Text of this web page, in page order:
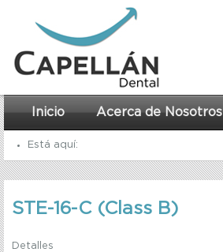
Inicio Acerca de Nosotros
Está aquí:
Inicio
Autoclaves
STE-16-C (Class B)
Detalles